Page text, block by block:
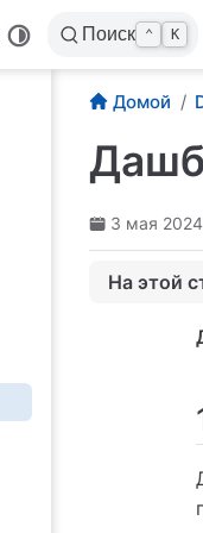
Поиск ⌃ K
Домой
3 мая 2024
На этой
1. Общие
2.
3. Панель
4.1
4.1.2
4.1.3
4.1.4
4.1.5